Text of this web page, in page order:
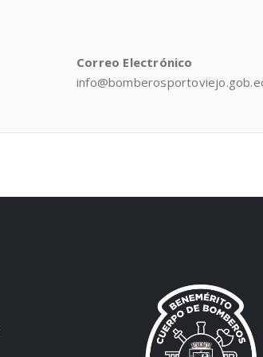
Correo Electrónico